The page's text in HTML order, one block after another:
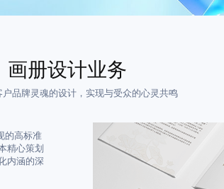
画册设计业务
户品牌灵魂的设计，实现与受众的心灵共鸣
的高标准
精心策划
内涵的深